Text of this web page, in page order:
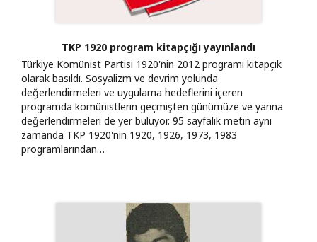
TKP 1920 program kitapçığı yayınlandı
Türkiye Komünist Partisi 1920'nin 2012 programı kitapçık
olarak basıldı. Sosyalizm ve devrim yolunda
değerlendirmeleri ve uygulama hedeflerini içeren
programda komünistlerin geçmişten günümüze ve yarına
değerlendirmeleri de yer buluyor. 95 sayfalık metin aynı
zamanda TKP 1920'nin 1920, 1926, 1973, 1983
programlarından…